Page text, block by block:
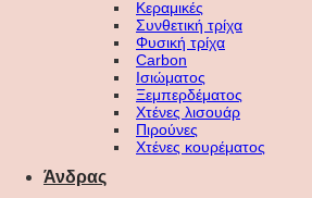
Κεραμικές
Συνθετική τρίχα
Φυσική τρίχα
Carbon
Ισιώματος
Ξεμπερδέματος
Χτένες λισουάρ
Πιρούνες
Χτένες κουρέματος
Άνδρας